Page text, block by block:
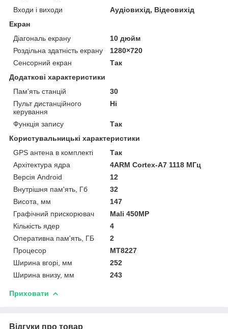
Входи і виходи
Аудіовихід, Відеовихід
Екран
Діагональ екрану
10 дюйм
Роздільна здатність екрану
1280×720
Сенсорний екран
Так
Додаткові характеристики
Пам'ять станцій
30
Пульт дистанційного
керування
Ні
Функція запису
Так
Користувальницькі характеристики
GPS антена в комплекті
Так
Архітектура ядра
4ARM Cortex-A7 1118 МГц
Версія Android
12
Внутрішня пам'ять, Гб
32
Висота, мм
147
Графічний прискорювач
Mali 450MP
Кількість ядер
4
Оперативна пам'ять, ГБ
2
Процесор
MT8227
Ширина вгорі, мм
252
Ширина внизу, мм
243
Приховати
Відгуки про товар